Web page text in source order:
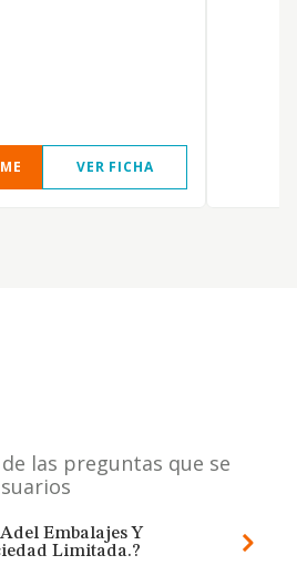
VER FICHA
las preguntas que se
Embalajes Y
Limitada.?